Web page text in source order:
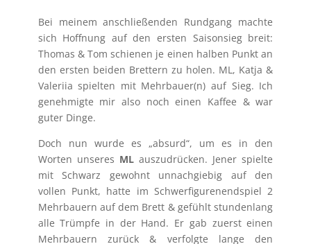
Bei meinem anschließenden Rundgang machte
sich Hoffnung auf den ersten Saisonsieg breit:
Thomas & Tom schienen je einen halben Punkt an
den ersten beiden Brettern zu holen. ML, Katja &
Valeriia spielten mit Mehrbauer(n) auf Sieg. Ich
genehmigte mir also noch einen Kaffee & war
guter Dinge.
Doch nun wurde es „absurd“, um es in den
Worten unseres MLauszudrücken. Jener spielte
mit Schwarz gewohnt unnachgiebig auf den
vollen Punkt, hatte im Schwerfigurenendspiel 2
Mehrbauern auf dem Brett & gefühlt stundenlang
alle Trümpfe in der Hand. Er gab zuerst einen
Mehrbauern zurück & verfolgte lange den